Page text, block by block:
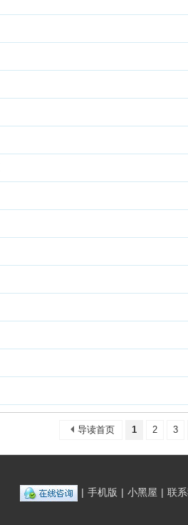
1 2 3
导读首页
| 手机版 | 小黑屋 | 联